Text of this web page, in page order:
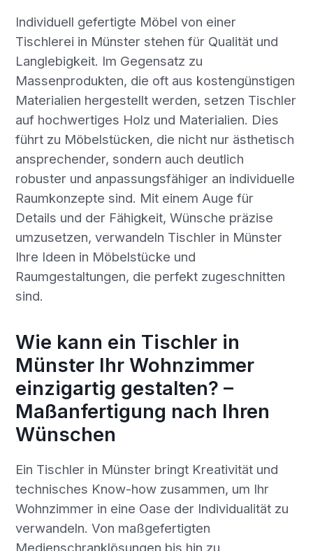
Individuell gefertigte Möbel von einer
Tischlerei in Münster stehen für Qualität und
Langlebigkeit. Im Gegensatz zu
Massenprodukten, die oft aus kostengünstigen
Materialien hergestellt werden, setzen Tischler
auf hochwertiges Holz und Materialien. Dies
führt zu Möbelstücken, die nicht nur ästhetisch
ansprechender, sondern auch deutlich
robuster und anpassungsfähiger an individuelle
Raumkonzepte sind. Mit einem Auge für
Details und der Fähigkeit, Wünsche präzise
umzusetzen, verwandeln Tischler in Münster
Ihre Ideen in Möbelstücke und
Raumgestaltungen, die perfekt zugeschnitten
sind.
Wie kann ein Tischler in
Münster Ihr Wohnzimmer
einzigartig gestalten? –
Maßanfertigung nach Ihren
Wünschen
Ein Tischler in Münster bringt Kreativität und
technisches Know-how zusammen, um Ihr
Wohnzimmer in eine Oase der Individualität zu
verwandeln. Von maßgefertigten
Medienschranklösungen bis hin zu